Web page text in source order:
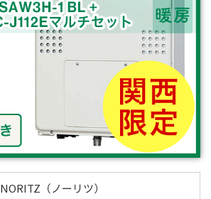
NORITZ（ノーリツ）